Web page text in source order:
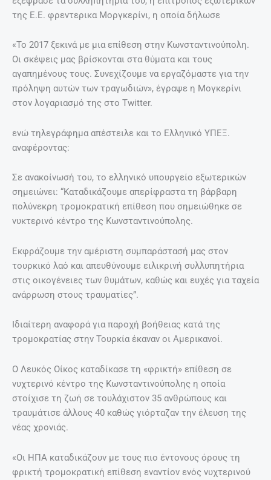
της Ε.Ε. φρεντερικα Μοργκερίνι, η οποία δήλωσε
«Το 2017 ξεκινά με μια επίθεση στην Κωνσταντινούπολη.
Οι σκέψεις μας βρίσκονται στα θύματα και τους
αγαπημένους τους. Συνεχίζουμε να εργαζόμαστε για την
πρόληψη αυτών των τραγωδιών», έγραψε η Μογκερίνι
στον λογαριασμό της στο Twitter.
ενώ τηλεγράφημα απέστειλε και το Ελληνικό ΥΠΕΞ.
αναφέροντας:
Σε ανακοίνωσή του, το ελληνικό υπουργείο εξωτερικών
σημειώνει: “Καταδικάζουμε απερίφραστα τη βάρβαρη
πολύνεκρη τρομοκρατική επίθεση που σημειώθηκε σε
νυκτερινό κέντρο της Κωνσταντινούπολης.
Εκφράζουμε την αμέριστη συμπαράστασή μας στον
τουρκικό λαό και απευθύνουμε ειλικρινή συλλυπητήρια
στις οικογένειες των θυμάτων, καθώς και ευχές για ταχεία
ανάρρωση στους τραυματίες”.
Ιδιαίτερη αναφορά για παροχή βοήθειας κατά της
τρομοκρατίας στην Τουρκία έκαναν οι Αμερικανοί.
Ο Λευκός Οίκος καταδίκασε τη «φρικτή» επίθεση σε
νυχτερινό κέντρο της Κωνσταντινούπολης η οποία
στοίχισε τη ζωή σε τουλάχιστον 35 ανθρώπους και
τραυμάτισε άλλους 40 καθώς γιόρταζαν την έλευση της
νέας χρονιάς.
«Οι ΗΠΑ καταδικάζουν με τους πιο έντονους όρους τη
φρικτή τρομοκρατική επίθεση εναντίον ενός νυχτερινού